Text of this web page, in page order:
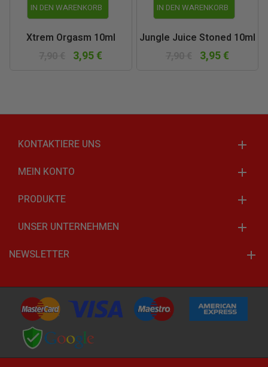
IN DEN WARENKORB
Xtrem Orgasm 10ml
3,95 €
IN DEN WARENKORB
Jungle Juice Stoned 10ml
3,95 €
KONTAKTIERE UNS
MEIN KONTO
PRODUKTE
UNSER UNTERNEHMEN
NEWSLETTER